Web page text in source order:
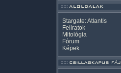
Stargate: Atlantis
Feliratok
Mitológia
Fórum
Képek